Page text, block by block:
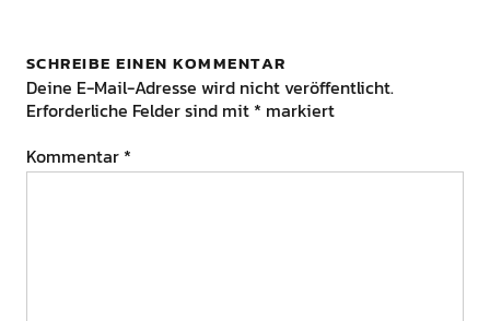
SCHREIBE EINEN KOMMENTAR
Deine E-Mail-Adresse wird nicht veröffentlicht.
Erforderliche Felder sind mit * markiert
Kommentar *